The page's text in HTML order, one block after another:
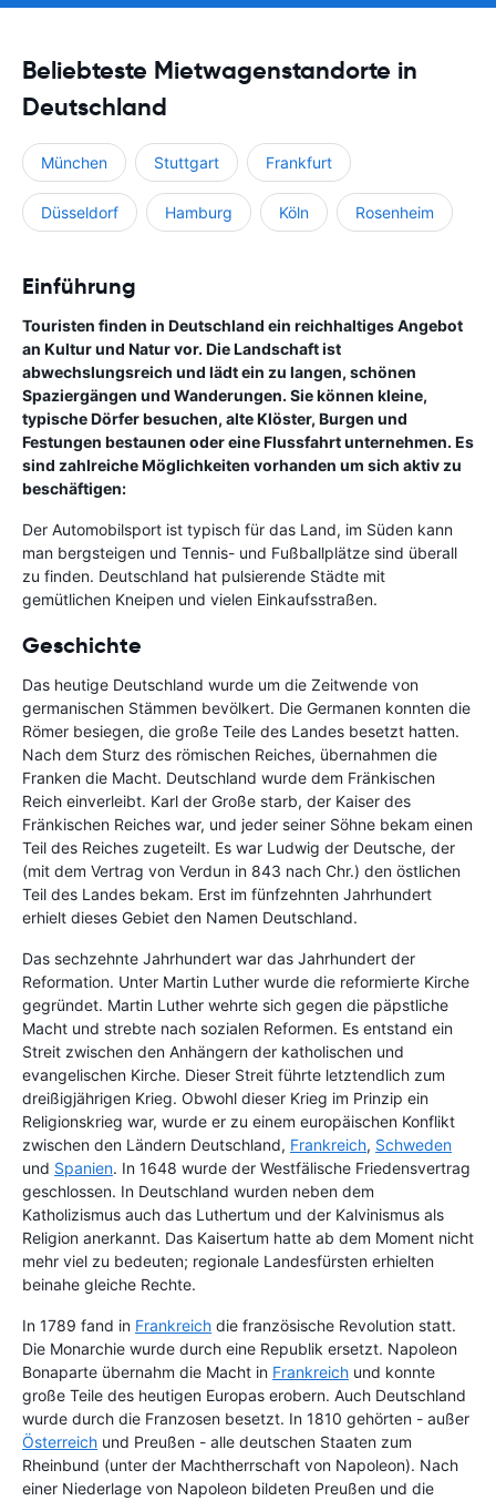
Beliebteste Mietwagenstandorte in
Deutschland
München Stuttgart Frankfurt
Düsseldorf Hamburg Köln Rosenheim
Einführung
Touristen finden in Deutschland ein reichhaltiges Angebot
an Kultur und Natur vor. Die Landschaft ist
abwechslungsreich und lädt ein zu langen, schönen
Spaziergängen und Wanderungen. Sie können kleine,
typische Dörfer besuchen, alte Klöster, Burgen und
Festungen bestaunen oder eine Flussfahrt unternehmen. Es
sind zahlreiche Möglichkeiten vorhanden um sich aktiv zu
beschäftigen:
Der Automobilsport ist typisch für das Land, im Süden kann
man bergsteigen und Tennis- und Fußballplätze sind überall
zu finden. Deutschland hat pulsierende Städte mit
gemütlichen Kneipen und vielen Einkaufsstraßen.
Geschichte
Das heutige Deutschland wurde um die Zeitwende von
germanischen Stämmen bevölkert. Die Germanen konnten die
Römer besiegen, die große Teile des Landes besetzt hatten.
Nach dem Sturz des römischen Reiches, übernahmen die
Franken die Macht. Deutschland wurde dem Fränkischen
Reich einverleibt. Karl der Große starb, der Kaiser des
Fränkischen Reiches war, und jeder seiner Söhne bekam einen
Teil des Reiches zugeteilt. Es war Ludwig der Deutsche, der
(mit dem Vertrag von Verdun in 843 nach Chr.) den östlichen
Teil des Landes bekam. Erst im fünfzehnten Jahrhundert
erhielt dieses Gebiet den Namen Deutschland.
Das sechzehnte Jahrhundert war das Jahrhundert der
Reformation. Unter Martin Luther wurde die reformierte Kirche
gegründet. Martin Luther wehrte sich gegen die päpstliche
Macht und strebte nach sozialen Reformen. Es entstand ein
Streit zwischen den Anhängern der katholischen und
evangelischen Kirche. Dieser Streit führte letztendlich zum
dreißigjährigen Krieg. Obwohl dieser Krieg im Prinzip ein
Religionskrieg war, wurde er zu einem europäischen Konflikt
zwischen den Ländern Deutschland, Frankreich, Schweden
und Spanien. In 1648 wurde der Westfälische Friedensvertrag
geschlossen. In Deutschland wurden neben dem
Katholizismus auch das Luthertum und der Kalvinismus als
Religion anerkannt. Das Kaisertum hatte ab dem Moment nicht
mehr viel zu bedeuten; regionale Landesfürsten erhielten
beinahe gleiche Rechte.
In 1789 fand in Frankreich die französische Revolution statt.
Die Monarchie wurde durch eine Republik ersetzt. Napoleon
Bonaparte übernahm die Macht in Frankreich und konnte
große Teile des heutigen Europas erobern. Auch Deutschland
wurde durch die Franzosen besetzt. In 1810 gehörten - außer
Österreich und Preußen - alle deutschen Staaten zum
Rheinbund (unter der Machtherrschaft von Napoleon). Nach
einer Niederlage von Napoleon bildeten Preußen und die